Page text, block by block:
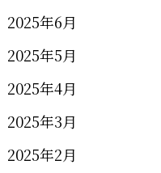
2025年6月
2025年5月
2025年4月
2025年3月
2025年2月